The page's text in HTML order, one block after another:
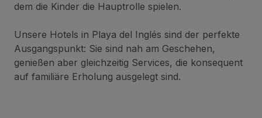
dem die Kinder die Hauptrolle spielen.
Unsere Hotels in Playa del Inglés sind der perfekte
Ausgangspunkt: Sie sind nah am Geschehen,
genießen aber gleichzeitig Services, die konsequent
auf familiäre Erholung ausgelegt sind.